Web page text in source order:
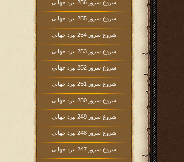
شروع سرور 256 نبرد جهانی
شروع سرور 255 نبرد جهانی
شروع سرور 254 نبرد جهانی
شروع سرور 253 نبرد جهانی
شروع سرور 252 نبرد جهانی
شروع سرور 251 نبرد جهانی
شروع سرور 250 نبرد جهانی
شروع سرور 249 نبرد جهانی
شروع سرور 248 نبرد جهانی
شروع سرور 247 نبرد جهانی